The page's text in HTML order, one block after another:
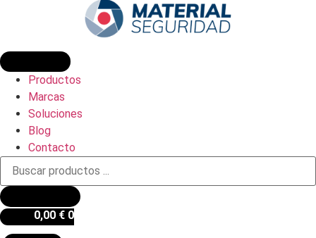
Productos
Marcas
Soluciones
Blog
Contacto
Búsqueda
productos
0,00 € 0